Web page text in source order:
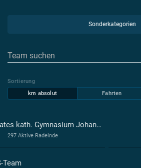
Sonderkategorien
Sortierung
km absolut
Fahrten
Privates kath. Gymnasium Johanneum Homburg
297 Aktive Radelnde
Team